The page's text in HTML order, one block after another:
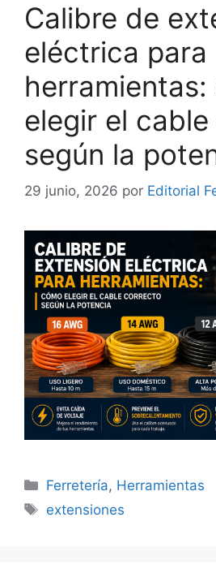
Calibre de
eléctrica para
herramientas:
elegir el
según la
29 junio, 2026 por Editorial
Categorías
Ferretería, Herramientas
Etiquetas
extensiones